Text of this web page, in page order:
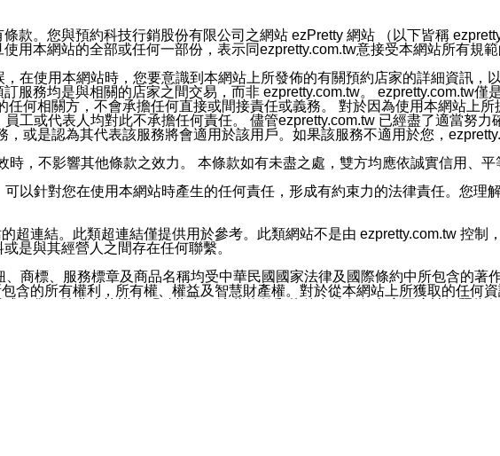
送或宣傳本網站各項服務之資料或電子郵件供您參考。您能依照該資料或電
本公司/本服務好友，您仍可接收到通知型訊息。
以廣告或其他目的的訊息皆不會被傳送。滿足以下三個條件者，將可收到通
比對相符。
帳號或認證官方帳號的通知型訊息。
款。您與預約科技行銷股份有限公司之網站 ezPretty 網站 （以下皆稱
用本網站的全部或任何一部份，表示同ezpretty.com.tw意接受本網站所有規範
在使用本網站時，您要意識到本網站上所發佈的有關預約店家的詳細資訊，
服務均是與相關的店家之間交易，而非 ezpretty.com.tw。 ezpretty.com.tw僅
何相關方，不會承擔任何直接或間接責任或義務。 對於因為使用本網站上
工或代表人均對此不承擔任何責任。 儘管ezpretty.com.tw 已經盡了適當努
或是認為其代表該服務將會適用於該用戶。如果該服務不適用於您，
，不影響其他條款之效力。 本條款如有未盡之處，雙方均應依誠實信用、平
以針對您在使用本網站時產生的任何責任，形成有約束力的法律責任。您理
超連結。此類超連結僅提供用於參考。此類網站不是由 ezpretty.com.tw 控制
是與其經營人之間存在任何聯繫。
商標、服務標章及商品名稱均受中華民國國家法律及國際條約中所包含的著
含的所有權利，所有權、權益及智慧財產權。對於從本網站上所獲取的任何